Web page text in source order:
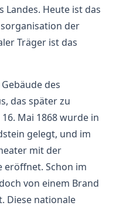
Landes. Heute ist das
der
Träger ist das
des
das später zu
Mai 1868 wurde in
gelegt, und im
mit der
eröffnet. Schon im
von einem Brand
Diese nationale